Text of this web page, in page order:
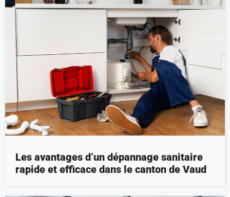
Les avantages d’un dépannage sanitaire
rapide et efficace dans le canton de Vaud